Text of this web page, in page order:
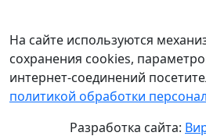
На сайте используются
сохранения cookies,
интернет-соединений
политикой обработки
Разработка сайта: